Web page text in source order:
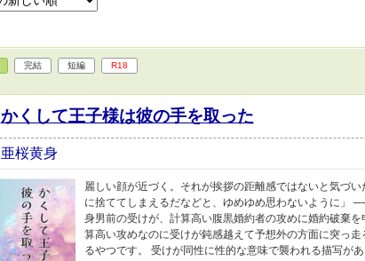
完結 短編 R18
かくして王子様は彼の手を取った
亜桜黄身
麗しい顔が近づく。それが挨拶の距離感ではないと気づ
に捨ててしまえるだなどと、ゆめゆめ思わないように」
身男前の受けが、計算高い腹黒婚約者の攻めに婚約破棄
算高い攻めなのに受けが鈍感越えて予想外の方面に突っ
るやつです。 受けが同性に性的な意味で襲われる描写があ